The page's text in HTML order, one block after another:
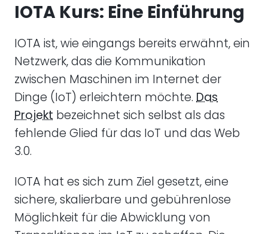
IOTA Kurs: Eine Einführung
IOTA ist, wie eingangs bereits erwähnt, ein
Netzwerk, das die Kommunikation
zwischen Maschinen im Internet der
Dinge (IoT) erleichtern möchte. Das
Projekt bezeichnet sich selbst als das
fehlende Glied für das IoT und das Web
3.0.
IOTA hat es sich zum Ziel gesetzt, eine
sichere, skalierbare und gebührenlose
Möglichkeit für die Abwicklung von